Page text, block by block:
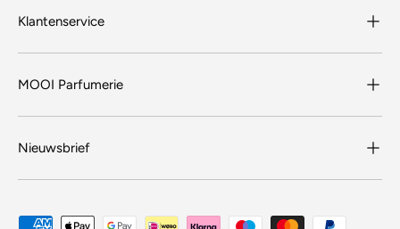
Klantenservice
MOOI Parfumerie
Nieuwsbrief
Geaccepteerde betaalmethoden